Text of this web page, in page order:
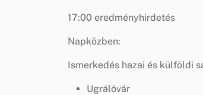
17:00 eredményhirdetés
Napközben:
Ismerkedés hazai és külföldi
Ugrálóvár